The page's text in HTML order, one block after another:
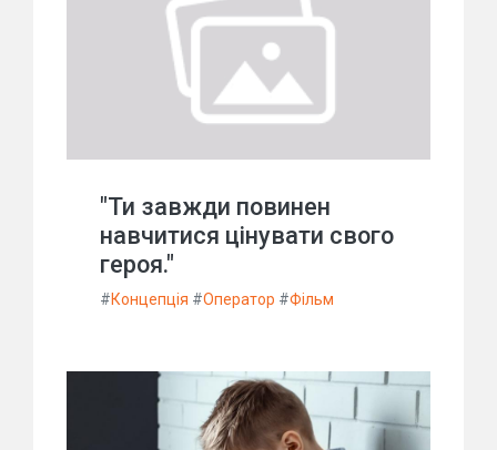
"Ти завжди повинен
навчитися цінувати свого
героя."
#Концепція #Оператор #Фільм